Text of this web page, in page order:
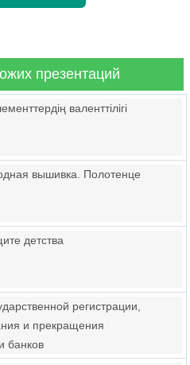
презентаций
валенттілігі
вышивка. Полотенце
детства
регистрации,
и прекращения
банков